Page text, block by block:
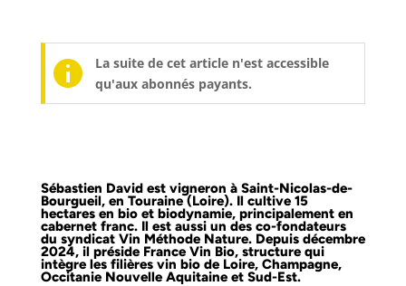
La suite de cet article n'est accessible
qu'aux abonnés payants.
Sébastien David est vigneron à Saint-Nicolas-de-
Bourgueil, en Touraine (Loire). Il cultive 15
hectares en bio et biodynamie, principalement en
cabernet franc. Il est aussi un des co-fondateurs
du syndicat Vin Méthode Nature. Depuis décembre
2024, il préside France Vin Bio, structure qui
intègre les filières vin bio de Loire, Champagne,
Occitanie Nouvelle Aquitaine et Sud-Est.